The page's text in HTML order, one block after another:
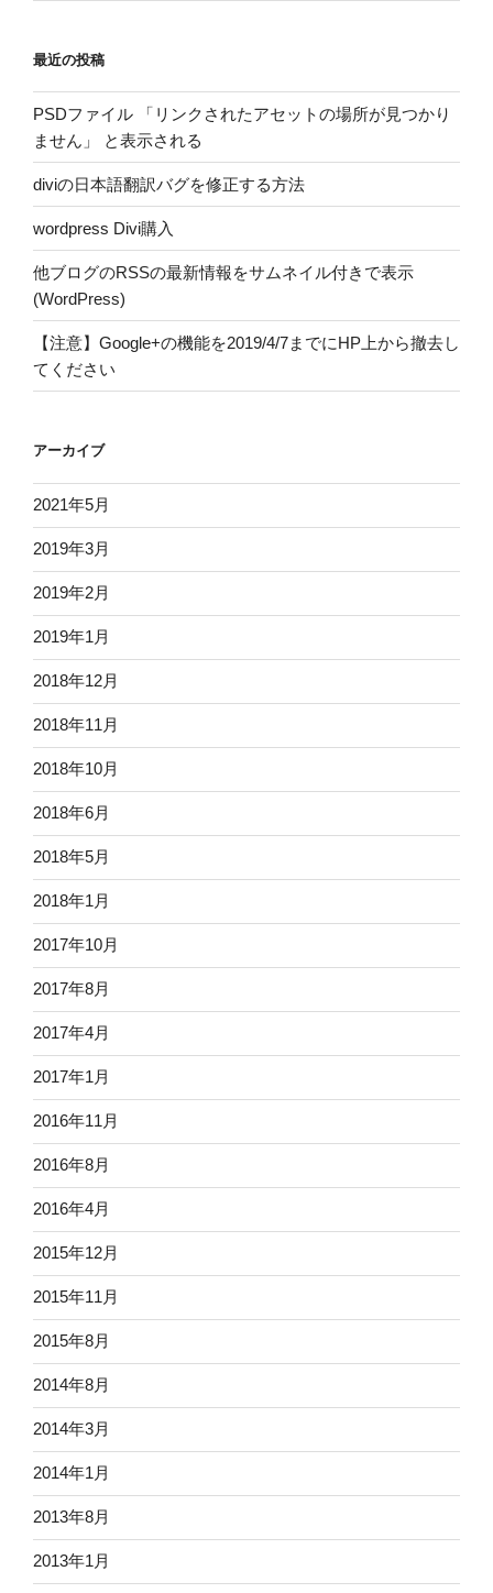
最近の投稿
PSDファイル 「リンクされたアセットの場所が見つかり
ません」 と表示される
diviの日本語翻訳バグを修正する方法
wordpress Divi購入
他ブログのRSSの最新情報をサムネイル付きで表示
(WordPress)
【注意】Google+の機能を2019/4/7までにHP上から撤去し
てください
アーカイブ
2021年5月
2019年3月
2019年2月
2019年1月
2018年12月
2018年11月
2018年10月
2018年6月
2018年5月
2018年1月
2017年10月
2017年8月
2017年4月
2017年1月
2016年11月
2016年8月
2016年4月
2015年12月
2015年11月
2015年8月
2014年8月
2014年3月
2014年1月
2013年8月
2013年1月